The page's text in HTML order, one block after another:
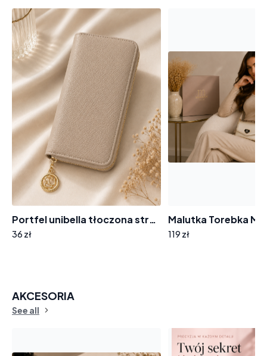
Portfel unibella tłoczona struktura 5399
36 zł 119 zł
AKCESORIA
See all